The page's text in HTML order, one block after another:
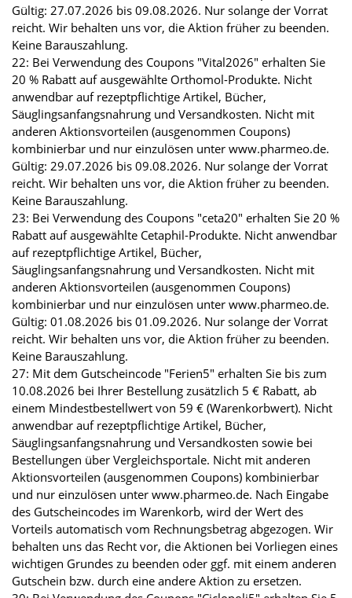
Gültig: 27.07.2026 bis 09.08.2026. Nur solange der Vorrat
reicht. Wir behalten uns vor, die Aktion früher zu beenden.
Keine Barauszahlung.
22: Bei Verwendung des Coupons "Vital2026" erhalten Sie
20 % Rabatt auf ausgewählte Orthomol-Produkte. Nicht
anwendbar auf rezeptpflichtige Artikel, Bücher,
Säuglingsanfangsnahrung und Versandkosten. Nicht mit
anderen Aktionsvorteilen (ausgenommen Coupons)
kombinierbar und nur einzulösen unter www.pharmeo.de.
Gültig: 29.07.2026 bis 09.08.2026. Nur solange der Vorrat
reicht. Wir behalten uns vor, die Aktion früher zu beenden.
Keine Barauszahlung.
23: Bei Verwendung des Coupons "ceta20" erhalten Sie 20 %
Rabatt auf ausgewählte Cetaphil-Produkte. Nicht anwendbar
auf rezeptpflichtige Artikel, Bücher,
Säuglingsanfangsnahrung und Versandkosten. Nicht mit
anderen Aktionsvorteilen (ausgenommen Coupons)
kombinierbar und nur einzulösen unter www.pharmeo.de.
Gültig: 01.08.2026 bis 01.09.2026. Nur solange der Vorrat
reicht. Wir behalten uns vor, die Aktion früher zu beenden.
Keine Barauszahlung.
27: Mit dem Gutscheincode "Ferien5" erhalten Sie bis zum
10.08.2026 bei Ihrer Bestellung zusätzlich 5 € Rabatt, ab
einem Mindestbestellwert von 59 € (Warenkorbwert). Nicht
anwendbar auf rezeptpflichtige Artikel, Bücher,
Säuglingsanfangsnahrung und Versandkosten sowie bei
Bestellungen über Vergleichsportale. Nicht mit anderen
Aktionsvorteilen (ausgenommen Coupons) kombinierbar
und nur einzulösen unter www.pharmeo.de. Nach Eingabe
des Gutscheincodes im Warenkorb, wird der Wert des
Vorteils automatisch vom Rechnungsbetrag abgezogen. Wir
behalten uns das Recht vor, die Aktionen bei Vorliegen eines
wichtigen Grundes zu beenden oder ggf. mit einem anderen
Gutschein bzw. durch eine andere Aktion zu ersetzen.